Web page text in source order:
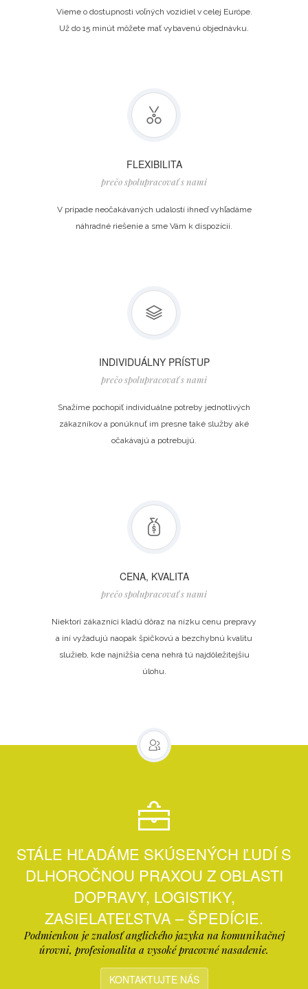
Vieme o dostupnosti voľných vozidiel v celej Európe.
Už do 15 minút môžete mať vybavenú objednávku.
FLEXIBILITA
prečo spolupracovať s nami
V prípade neočakávaných udalostí ihneď vyhľadáme
náhradné riešenie a sme Vám k dispozícii.
INDIVIDUÁLNY PRÍSTUP
prečo spolupracovať s nami
Snažíme pochopiť individuálne potreby jednotlivých
zákazníkov a ponúknuť im presne také služby aké
očakávajú a potrebujú.
CENA, KVALITA
prečo spolupracovať s nami
Niektorí zákazníci kladú dôraz na nízku cenu prepravy
a iní vyžadujú naopak špičkovú a bezchybnú kvalitu
služieb, kde najnižšia cena nehrá tú najdôležitejšiu
úlohu.
STÁLE HĽADÁME SKÚSENÝCH ĽUDÍ S
DLHOROČNOU PRAXOU Z OBLASTI
DOPRAVY, LOGISTIKY,
ZASIELATEĽSTVA – ŠPEDÍCIE.
Podmienkou je znalosť anglického jazyka na komunikačnej
úrovni, profesionalita a vysoké pracovné nasadenie.
KONTAKTUJTE NÁS